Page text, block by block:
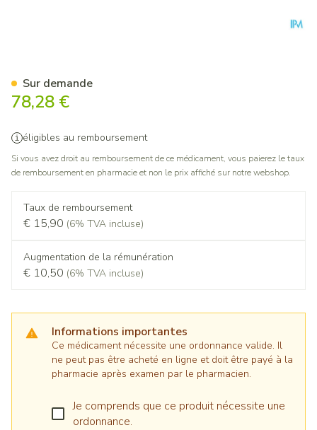
78,28 €
éligibles au remboursement
Si vous avez droit au remboursement de ce médicament, vous paierez le taux
de remboursement en pharmacie et non le prix affiché sur notre webshop.
Taux de remboursement
€ 15,90 (6% TVA incluse)
Augmentation de la rémunération
€ 10,50 (6% TVA incluse)
Informations importantes
Ce médicament nécessite une ordonnance valide. Il
ne peut pas être acheté en ligne et doit être payé à la
pharmacie après examen par le pharmacien.
Je comprends que ce produit nécessite une
ordonnance.
Sur demande